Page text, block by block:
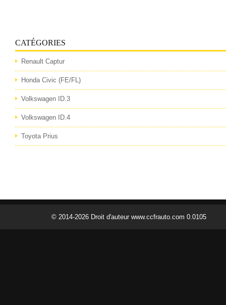
CATÉGORIES
Renault Captur
Honda Civic (FE/FL)
Volkswagen ID.3
Volkswagen ID.4
Toyota Prius
© 2014-2026 Droit d'auteur www.ccfrauto.com 0.0105